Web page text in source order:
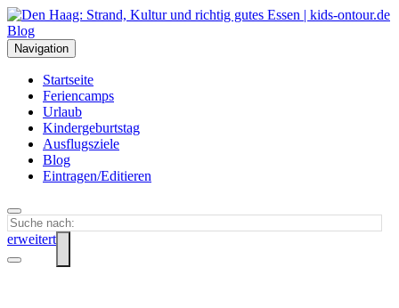
Navigation
Startseite
Feriencamps
Urlaub
Kindergeburtstag
Ausflugsziele
Blog
Eintragen/Editieren
erweitert